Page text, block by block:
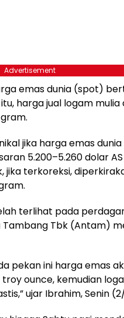
Advertisement
emas dunia (spot)
harga jual logam mulia
jika harga emas
5.200–5.260 dolar
jika terkoreksi,
terlihat pada
Tbk (Antam)
pekan ini harga emas
ounce, kemudian
ujar Ibrahim, Senin